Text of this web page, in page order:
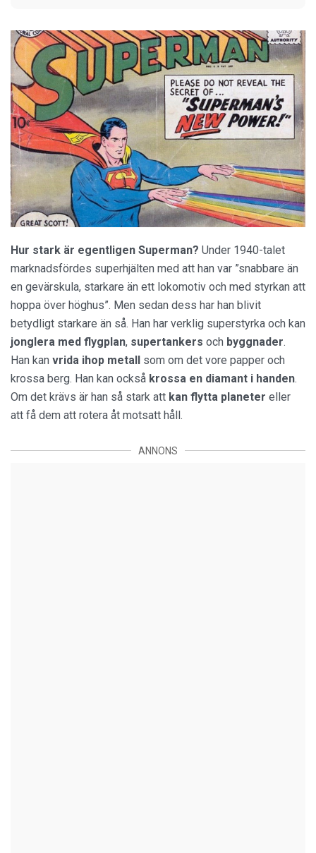
Hur stark är egentligen Superman? Under 1940-talet
marknadsfördes superhjälten med att han var ”snabbare än
en gevärskula, starkare än ett lokomotiv och med styrkan att
hoppa över höghus”. Men sedan dess har han blivit
betydligt starkare än så. Han har verklig superstyrka och kan
jonglera med flygplan, supertankers och byggnader.
Han kan vrida ihop metall som om det vore papper och
krossa berg. Han kan också krossa en diamant i handen.
Om det krävs är han så stark att kan flytta planeter eller
att få dem att rotera åt motsatt håll.
ANNONS